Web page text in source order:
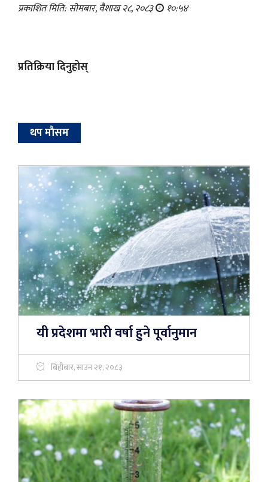
प्रकाशित मिति: सोमबार, वैशाख २८, २०८३ १०:५४
प्रतिक्रिया दिनुहोस्
थप माैसम
यी प्रदेशमा भारी वर्षा हुने पूर्वानुमान
बिहीबार, साउन २१, २०८३